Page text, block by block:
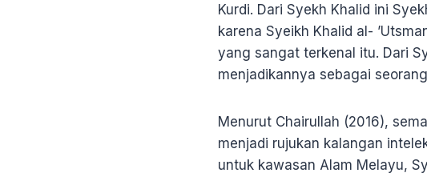
Kurdi. Dari Syekh Khalid ini
karena Syeikh Khalid al-
yang sangat terkenal itu. Dari
menjadikannya sebagai
Menurut Chairullah (2016),
menjadi rujukan kalangan
untuk kawasan Alam Melayu,